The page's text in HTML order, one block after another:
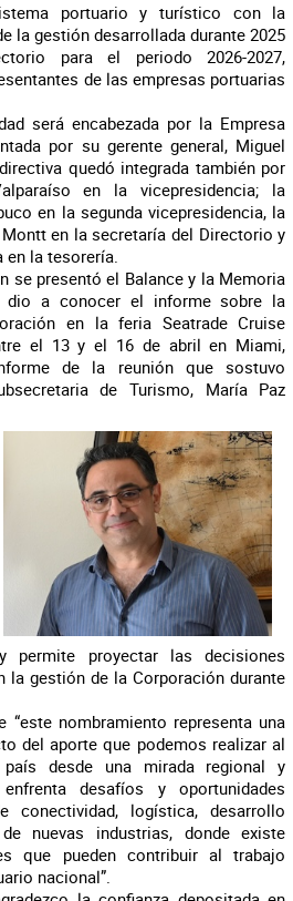
portuario y turístico con la
la gestión desarrollada durante 2025
para el periodo 2026-2027,
de las empresas portuarias
será encabezada por la Empresa
por su gerente general, Miguel
quedó integrada también por
en la vicepresidencia; la
en la segunda vicepresidencia, la
en la secretaría del Directorio y
en la tesorería.
se presentó el Balance y la Memoria
dio a conocer el informe sobre la
en la feria Seatrade Cruise
el 13 y el 16 de abril en Miami,
de la reunión que sostuvo
de Turismo, María Paz
proyectar las decisiones
la gestión de la Corporación durante
“este nombramiento representa una
del aporte que podemos realizar al
desde una mirada regional y
desafíos y oportunidades
conectividad, logística, desarrollo
nuevas industrias, donde existe
que pueden contribuir al trabajo
nacional”.